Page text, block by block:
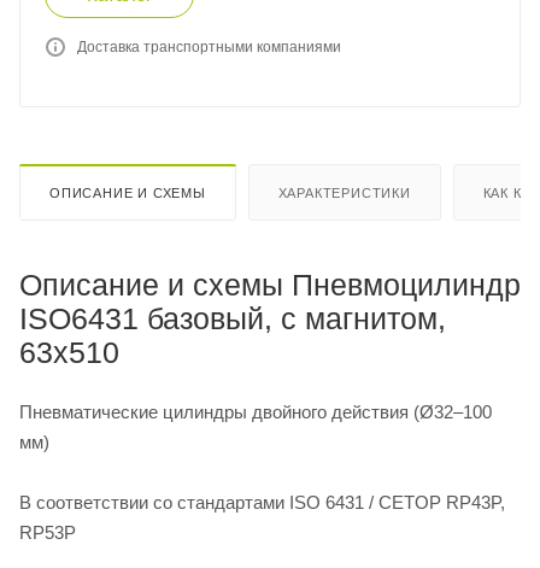
Доставка транспортными компаниями
ОПИСАНИЕ И СХЕМЫ ХАРАКТЕРИСТИКИ КАК
Описание и схемы Пневмоцилиндр
ISO6431 базовый, с магнитом,
63x510
Пневматические цилиндры двойного действия (Ø32–100
мм)
В соответствии со стандартами ISO 6431 / CETOP RP43P,
RP53P